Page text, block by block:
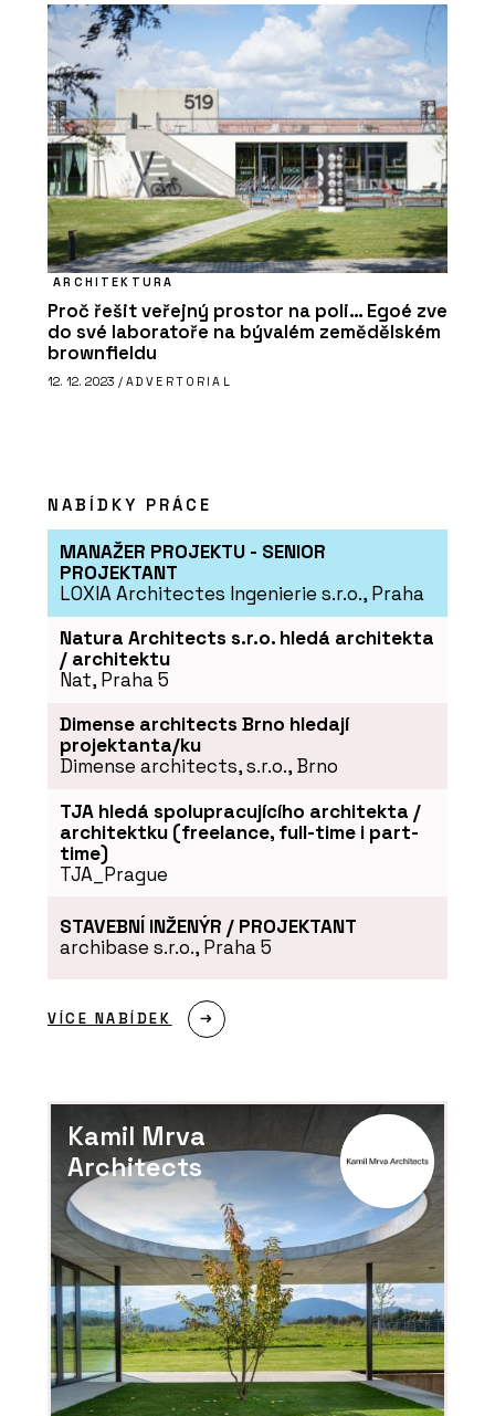
ARCHITEKTURA
Proč řešit veřejný prostor na poli… Egoé zve
do své laboratoře na bývalém zemědělském
brownfieldu
12. 12. 2023 / ADVERTORIAL
NABÍDKY PRÁCE
MANAŽER PROJEKTU - SENIOR
PROJEKTANT
LOXIA Architectes Ingenierie s.r.o., Praha
Natura Architects s.r.o. hledá architekta
/ architektu
Nat, Praha 5
Dimense architects Brno hledají
projektanta/ku
Dimense architects, s.r.o., Brno
TJA hledá spolupracujícího architekta /
architektku (freelance, full-time i part-
time)
TJA_Prague
STAVEBNÍ INŽENÝR / PROJEKTANT
archibase s.r.o., Praha 5
VÍCE NABÍDEK
Kamil Mrva
Architects